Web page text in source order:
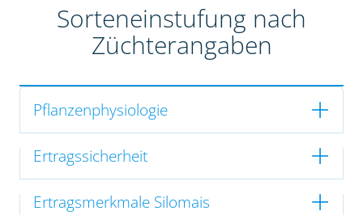
Sorteneinstufung nach
Züchterangaben
Pflanzenphysiologie
Ertragssicherheit
Ertragsmerkmale Silomais